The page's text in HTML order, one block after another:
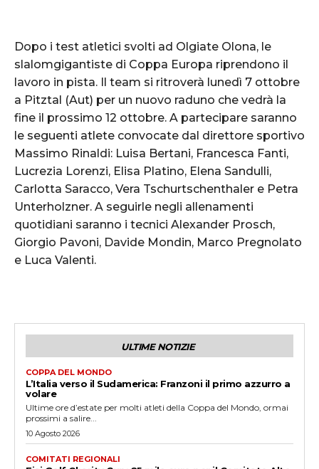
Dopo i test atletici svolti ad Olgiate Olona, le
slalomgigantiste di Coppa Europa riprendono il
lavoro in pista. Il team si ritroverà lunedì 7 ottobre
a Pitztal (Aut) per un nuovo raduno che vedrà la
fine il prossimo 12 ottobre. A partecipare saranno
le seguenti atlete convocate dal direttore sportivo
Massimo Rinaldi: Luisa Bertani, Francesca Fanti,
Lucrezia Lorenzi, Elisa Platino, Elena Sandulli,
Carlotta Saracco, Vera Tschurtschenthaler e Petra
Unterholzner. A seguirle negli allenamenti
quotidiani saranno i tecnici Alexander Prosch,
Giorgio Pavoni, Davide Mondin, Marco Pregnolato
e Luca Valenti.
ULTIME NOTIZIE
COPPA DEL MONDO
L’Italia verso il Sudamerica: Franzoni il primo azzurro a
volare
Ultime ore d’estate per molti atleti della Coppa del Mondo, ormai
prossimi a salire...
10 Agosto 2026
COMITATI REGIONALI